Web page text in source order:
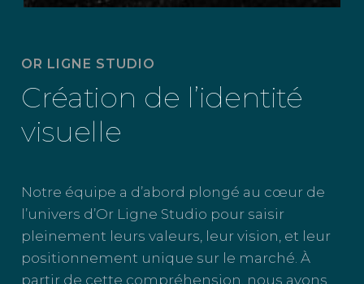
OR LIGNE STUDIO
Création de l’identité
visuelle
Notre équipe a d’abord plongé au cœur de
l’univers d’Or Ligne Studio pour saisir
pleinement leurs valeurs, leur vision, et leur
positionnement unique sur le marché. À
partir de cette compréhension, nous avons